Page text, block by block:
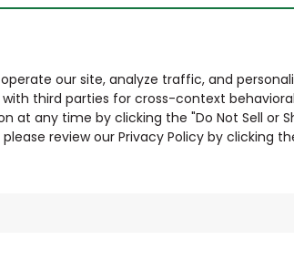
our site, analyze traffic, and
third parties for cross-context behavioral
at any time by clicking the "Do Not Sell or
review our Privacy Policy by clicking